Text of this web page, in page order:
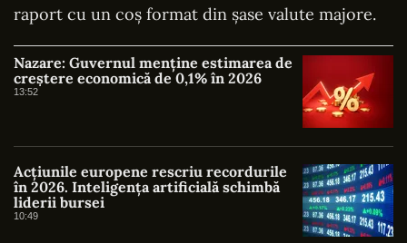
raport cu un coș format din șase valute majore.
Nazare: Guvernul menține estimarea de
creștere economică de 0,1% în 2026
13:52
Acțiunile europene rescriu recordurile
în 2026. Inteligența artificială schimbă
liderii bursei
10:49